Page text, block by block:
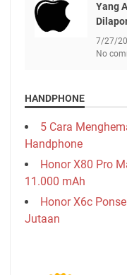
Yang
7/27/
No
HANDPHONE
5 Cara
Handphone
Honor X80 Pro
11.000 mAh
Honor X6c
Jutaan